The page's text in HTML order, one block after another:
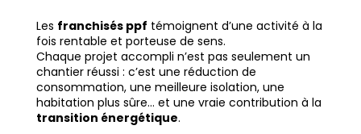
Les franchisés ppf témoignent d’une activité à la
fois rentable et porteuse de sens.
Chaque projet accompli n’est pas seulement un
chantier réussi : c’est une réduction de
consommation, une meilleure isolation, une
habitation plus sûre… et une vraie contribution à la
transition énergétique.